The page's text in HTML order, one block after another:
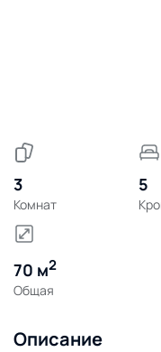
3
Комнат
5
70 м2
Общая
Описание